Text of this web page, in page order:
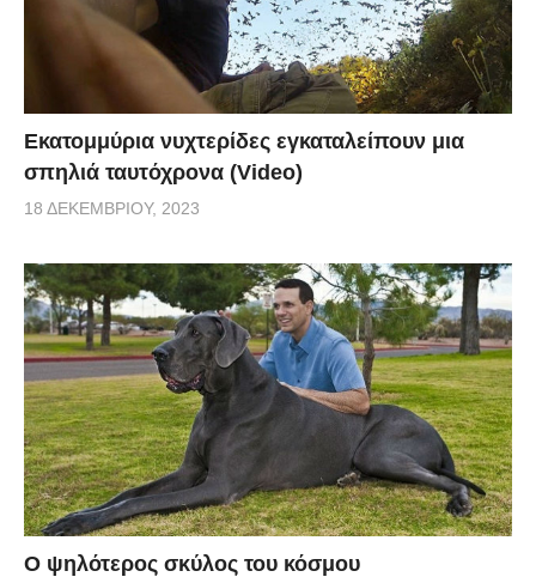
Εκατομμύρια νυχτερίδες εγκαταλείπουν μια
σπηλιά ταυτόχρονα (Video)
18 ΔΕΚΕΜΒΡΊΟΥ, 2023
Ο ψηλότερος σκύλος του κόσμου